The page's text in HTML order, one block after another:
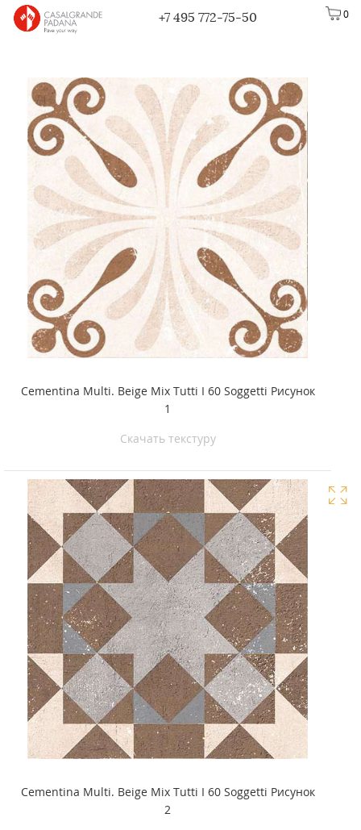
0
+7 495 772-75-50
Cementina Multi. Beige Mix Tutti I 60 Soggetti Рисунок
1
Скачать текстуру
Cementina Multi. Beige Mix Tutti I 60 Soggetti Рисунок
2